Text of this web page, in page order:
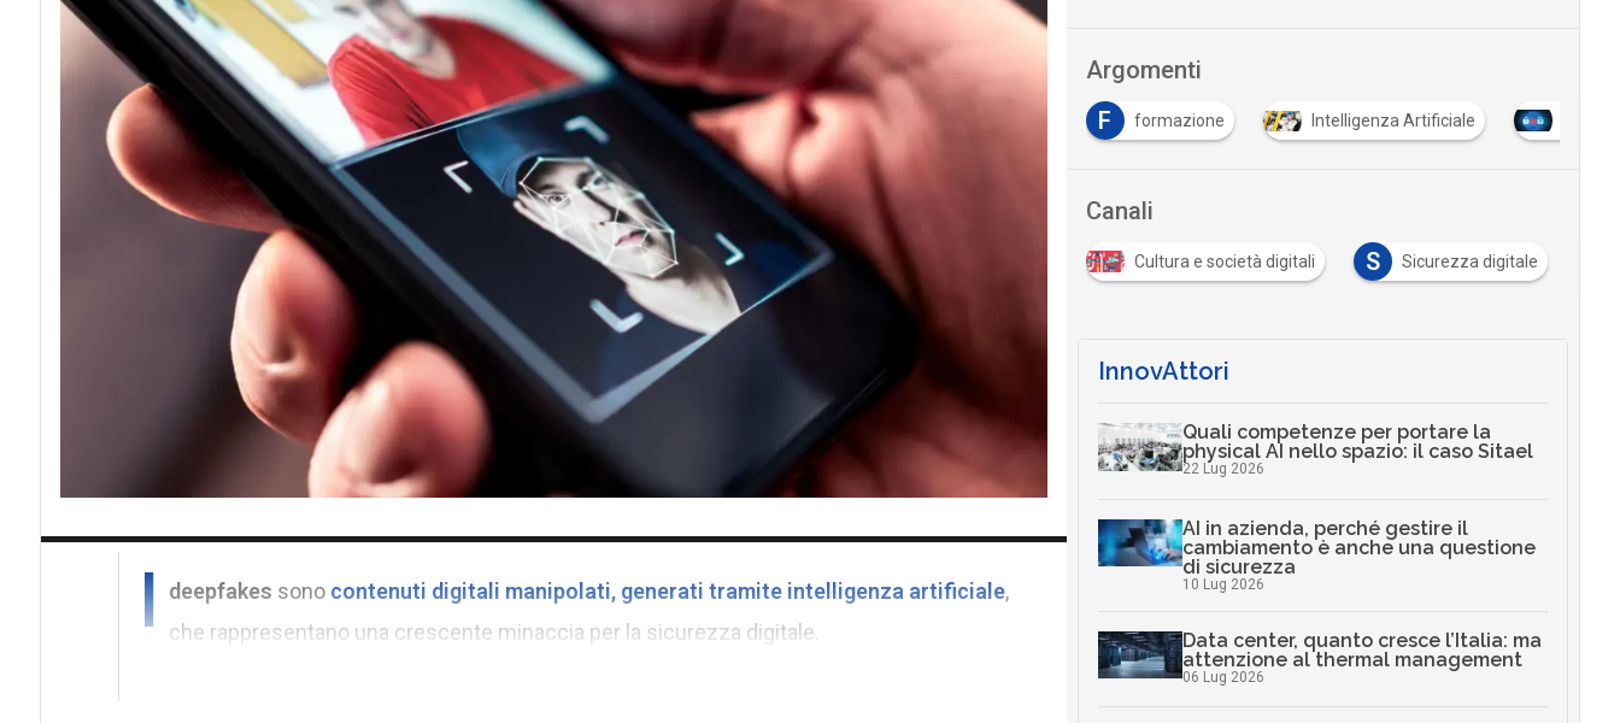
I deepfakes sono contenuti digitali manipolati, generati tramite intelligenza artificiale,
che rappresentano una crescente minaccia per la sicurezza digitale.
Argomenti
F formazione Intelligenza Artificiale
Canali
Cultura e società digitali S Sicurezza digitale
InnovAttori
Quali competenze per portare la
physical AI nello spazio: il caso Sitael
22 Lug 2026
AI in azienda, perché gestire il
cambiamento è anche una questione
di sicurezza
10 Lug 2026
Data center, quanto cresce l’Italia: ma
attenzione al thermal management
06 Lug 2026